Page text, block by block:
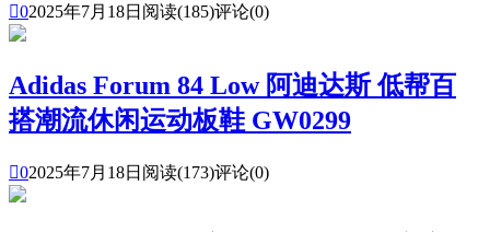
02025年7月18日 阅读(185)评论(0)
Adidas Forum 84 Low 阿迪达斯 低帮百
搭潮流休闲运动板鞋 GW0299
02025年7月18日 阅读(173)评论(0)